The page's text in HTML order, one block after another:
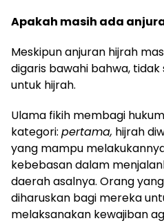
Apakah masih ada
Meskipun anjuran hijrah
digaris bawahi bahwa,
untuk hijrah.
Ulama fikih membagi
kategori: pertama, hijrah
yang mampu
kebebasan dalam
daerah asalnya. Orang
diharuskan bagi mereka
melaksanakan kewajiban